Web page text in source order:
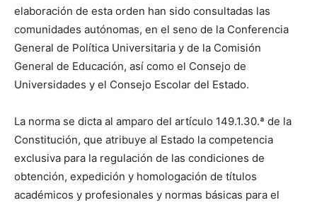
elaboración de esta orden han sido consultadas las
comunidades autónomas, en el seno de la Conferencia
General de Política Universitaria y de la Comisión
General de Educación, así como el Consejo de
Universidades y el Consejo Escolar del Estado.
La norma se dicta al amparo del artículo 149.1.30.ª de la
Constitución, que atribuye al Estado la competencia
exclusiva para la regulación de las condiciones de
obtención, expedición y homologación de títulos
académicos y profesionales y normas básicas para el